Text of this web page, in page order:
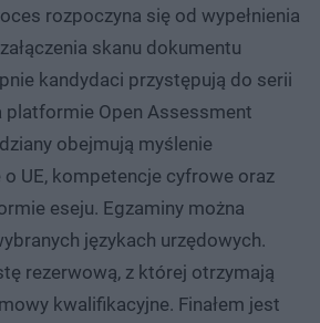
rozpoczyna się od wypełnienia
skanu dokumentu
kandydaci przystępują do serii
platformie Open Assessment
obejmują myślenie
o UE, kompetencje cyfrowe oraz
eseju. Egzaminy można
językach urzędowych.
rezerwową, z której otrzymają
kwalifikacyjne. Finałem jest